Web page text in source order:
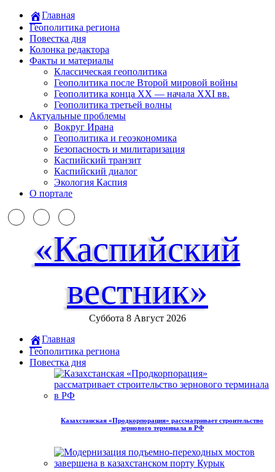
Главная
Геополитика региона
Повестка дня
Колонка редактора
Факты и материалы
Классическая геополитика
Геополитика после Второй мировой войны
Геополитика конца XX — начала XXI вв.
Геополитика третьей волны
Актуальные проблемы
Вокруг Ирана
Геополитика и геоэкономика
Безопасность и милитаризация
Каспийский транзит
Каспийский диалог
Экология Каспия
О портале
«Каспийский
вестник»
Суббота 8 Август 2026
Главная
Геополитика региона
Повестка дня
Казахстанская «Продкорпорация» рассматривает строительство
зернового терминала в РФ